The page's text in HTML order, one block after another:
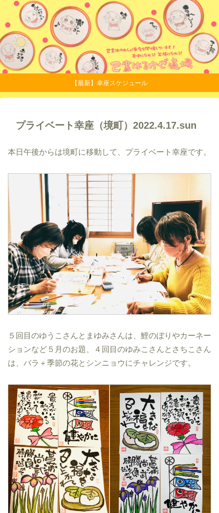
【最新】幸座スケジュール
プライベート幸座（境町）2022.4.17.sun
本日午後からは境町に移動して、プライベート幸座です。
５回目のゆうこさんとまゆみさんは、鯉のぼりやカーネー
ションなど５月のお題、４回目のゆみこさんとさちこさん
は、バラ＋季節の花とシンニョウにチャレンジです。